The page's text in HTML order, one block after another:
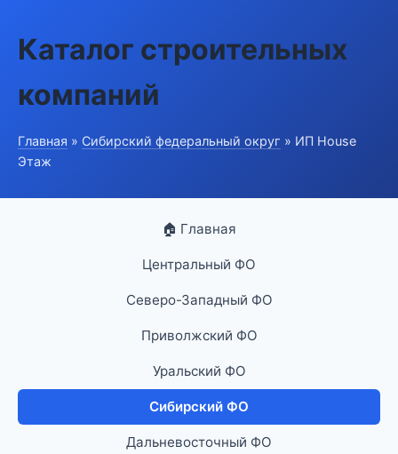
Каталог строительных
компаний
Главная » Сибирский федеральный округ » ИП House
Этаж
🏠 Главная
Центральный ФО
Северо-Западный ФО
Приволжский ФО
Уральский ФО
Сибирский ФО
Дальневосточный ФО